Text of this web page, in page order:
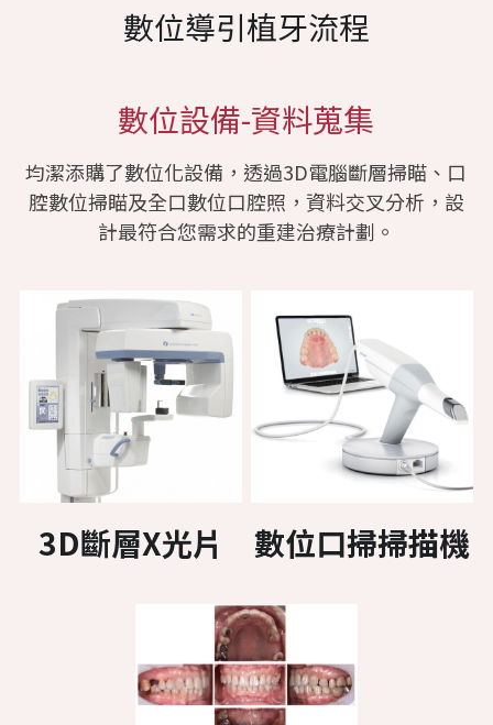
數位導引植牙流程
數位設備-資料蒐集
均潔添購了數位化設備，透過3D電腦斷層掃瞄、口
腔數位掃瞄及全口數位口腔照，資料交叉分析，設
計最符合您需求的重建治療計劃。
3D斷層X光片 數位口掃掃描機